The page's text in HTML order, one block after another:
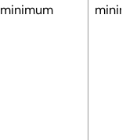
minimum